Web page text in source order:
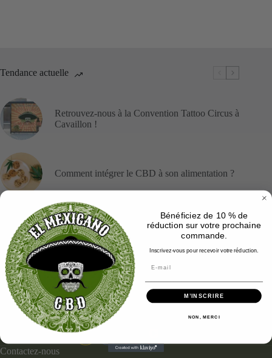
Tendance actuelle
Retrouvez-nous à la Convention Tattoo Circus à
Cavaillon !
Comment intégrer le CBD à son alimentation ?
Les résines de CBD
Tout savoir sur les fleurs de CBD
Contactez-nous
Bénéficiez de 10 % de
réduction sur votre prochaine
commande.
Inscrivez-vous pour recevoir votre réduction.
M’INSCRIRE
NON, MERCI